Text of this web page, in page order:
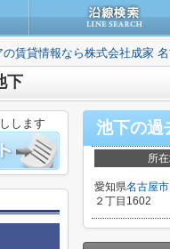
賃貸情報なら株式会社成家
下
池下の過
所
愛知県名古屋
２丁目1602
します